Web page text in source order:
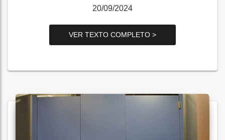
20/09/2024
VER TEXTO COMPLETO >